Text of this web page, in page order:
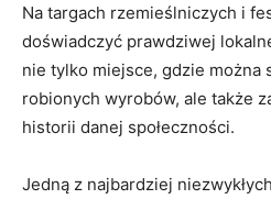
Na targach rzemieślniczych i
doświadczyć prawdziwej
nie tylko miejsce, gdzie można
robionych wyrobów, ale także
historii danej społeczności.
Jedną z najbardziej